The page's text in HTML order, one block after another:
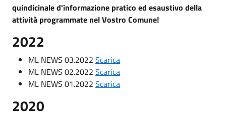
quindicinale d'informazione pratico ed esaustivo della
attività programmate nel Vostro Comune!
2022
ML NEWS 03.2022 Scarica
ML NEWS 02.2022 Scarica
ML NEWS 01.2022 Scarica
2020